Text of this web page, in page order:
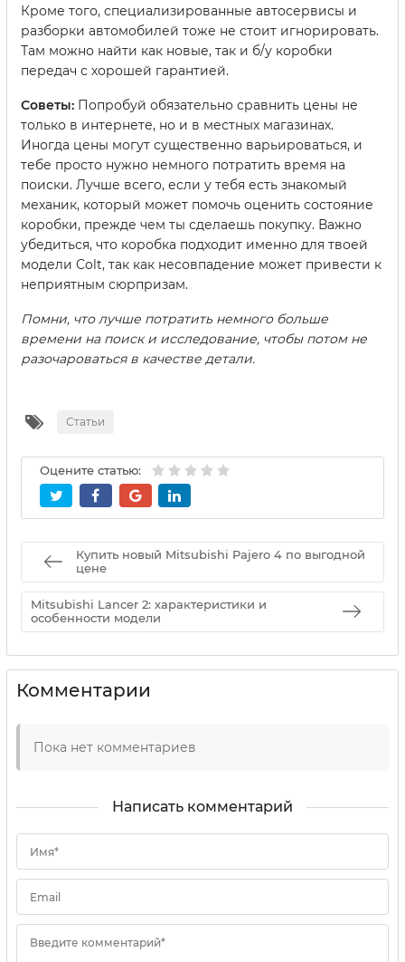
Кроме того, специализированные автосервисы и
разборки автомобилей тоже не стоит игнорировать.
Там можно найти как новые, так и б/у коробки
передач с хорошей гарантией.
Советы: Попробуй обязательно сравнить цены не
только в интернете, но и в местных магазинах.
Иногда цены могут существенно варьироваться, и
тебе просто нужно немного потратить время на
поиски. Лучше всего, если у тебя есть знакомый
механик, который может помочь оценить состояние
коробки, прежде чем ты сделаешь покупку. Важно
убедиться, что коробка подходит именно для твоей
модели Colt, так как несовпадение может привести к
неприятным сюрпризам.
Помни, что лучше потратить немного больше
времени на поиск и исследование, чтобы потом не
разочароваться в качестве детали.
Статьи
Оцените статью:
Купить новый Mitsubishi Pajero 4 по выгодной
цене
Mitsubishi Lancer 2: характеристики и
особенности модели
Комментарии
Пока нет комментариев
Написать комментарий
Имя*
Email
Введите комментарий*